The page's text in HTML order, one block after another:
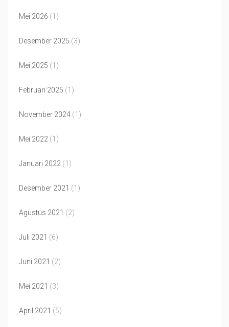
Mei 2026 (1)
Desember 2025 (3)
Mei 2025 (1)
Februari 2025 (1)
November 2024 (1)
Mei 2022 (1)
Januari 2022 (1)
Desember 2021 (1)
Agustus 2021 (2)
Juli 2021 (6)
Juni 2021 (2)
Mei 2021 (3)
April 2021 (5)